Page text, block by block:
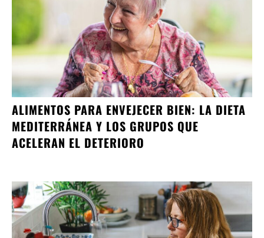
ALIMENTOS PARA ENVEJECER BIEN: LA DIETA
MEDITERRÁNEA Y LOS GRUPOS QUE
ACELERAN EL DETERIORO